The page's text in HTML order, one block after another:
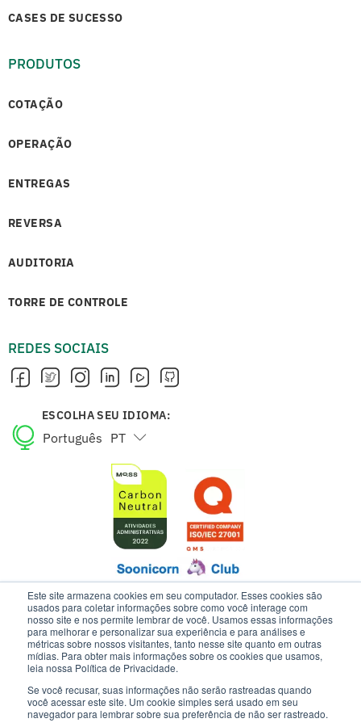
Este site armazena cookies em seu computador. Esses cookies são
usados para coletar informações sobre como você interage com
nosso site e nos permite lembrar de você. Usamos essas informações
para melhorar e personalizar sua experiência e para análises e
métricas sobre nossos visitantes, tanto nesse site quanto em outras
mídias. Para obter mais informações sobre os cookies que usamos,
leia nossa Política de Privacidade.
Se você recusar, suas informações não serão rastreadas quando
você acessar este site. Um cookie simples será usado em seu
navegador para lembrar sobre sua preferência de não ser rastreado.
CASES DE SUCESSO
PRODUTOS
COTAÇÃO
OPERAÇÃO
ENTREGAS
REVERSA
AUDITORIA
TORRE DE CONTROLE
REDES SOCIAIS
ESCOLHA SEU IDIOMA:
Português PT
English EN
ESTE SITE USA COOKIES E DADOS PESSOAIS DE ACORDO COM OS
NOSSOS TERMOS DE USO E AVISO DE PRIVACIDADE.
INTELIPOST | TODOS OS DIREITOS RESERVADOS